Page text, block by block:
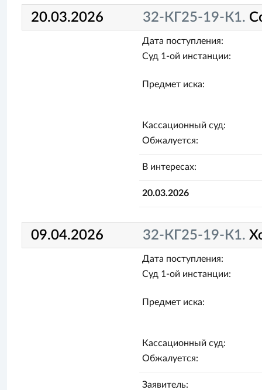
20.03.2026 32-КГ25-19-К1.
Дата поступления:
Суд 1-ой инстанции:
Предмет иска:
Кассационный суд:
Обжалуется:
В интересах:
20.03.2026
09.04.2026 32-КГ25-19-К1.
Дата поступления:
Суд 1-ой инстанции:
Предмет иска:
Кассационный суд:
Обжалуется:
Заявитель: